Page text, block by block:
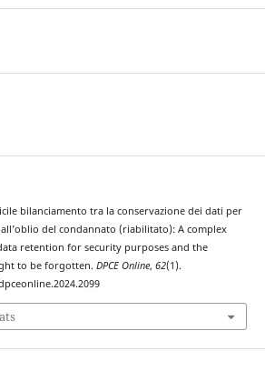
bilanciamento tra la conservazione dei dati per
del condannato (riabilitato): A complex
retention for security purposes and the
to be forgotten. DPCE Online, 62(1).